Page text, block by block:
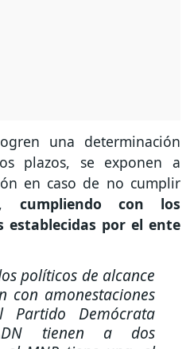
una determinación
plazos, se exponen a
en caso de no cumplir
cumpliendo con los
establecidas por el ente
políticos de alcance
con amonestaciones
Partido Demócrata
tienen a dos